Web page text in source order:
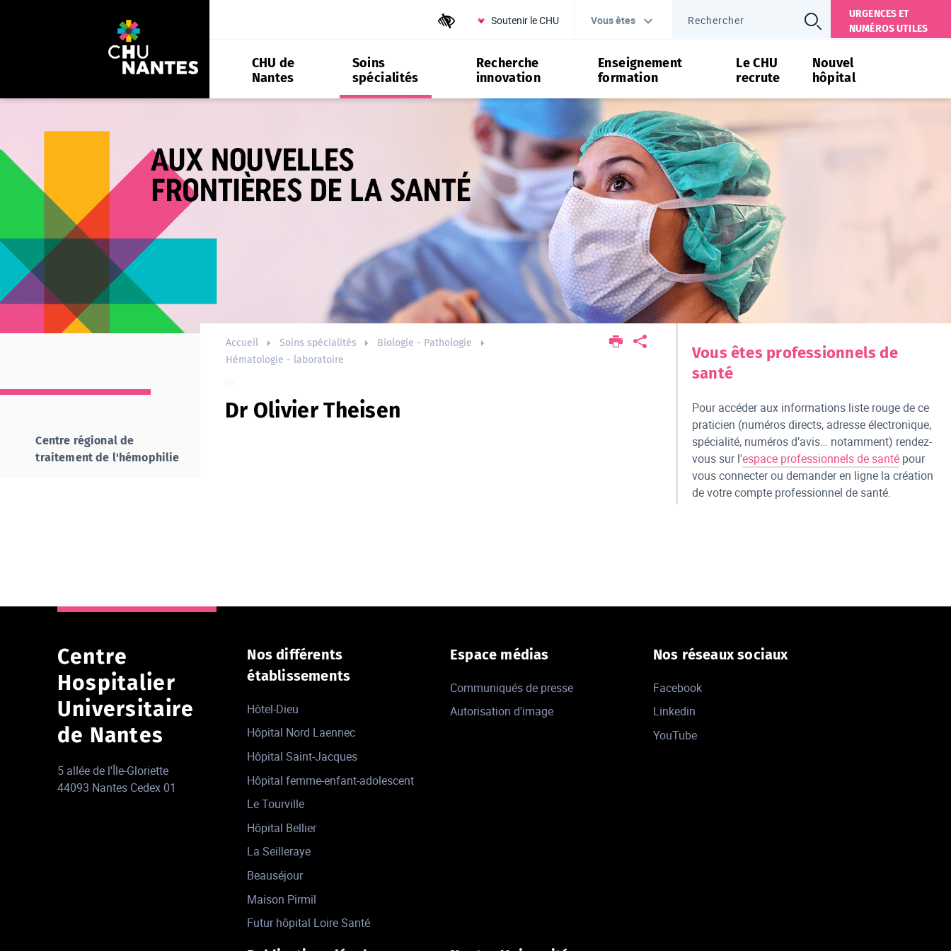
Outils d'accessibilité
Soutenir le CHU Vous êtes
URGENCES ET
NUMÉROS UTILES
CHU de
Nantes
Soins
spécialités
Recherche
innovation
Enseignement
formation
Le CHU
recrute
Nouvel
hôpital
Accueil Soins spécialités
Biologie - Pathologie
Hématologie - laboratoire
Dr Olivier Theisen
Vous êtes professionnels de
santé
Pour accéder aux informations liste rouge de ce
praticien (numéros directs, adresse électronique,
spécialité, numéros d’avis… notamment) rendez-
vous sur l'espace professionnels de santépour
vous connecter ou demander en ligne la création
de votre compte professionnel de santé.
Centre régional de
traitement de l'hémophilie
Centre
Hospitalier
Universitaire
de Nantes
5 allée de l'Île-Gloriette
44093 Nantes Cedex 01
Nos différents
établissements
Hôtel-Dieu
Hôpital Nord Laennec
Hôpital Saint-Jacques
Hôpital femme-enfant-adolescent
Le Tourville
Hôpital Bellier
La Seilleraye
Beauséjour
Maison Pirmil
Futur hôpital Loire Santé
Espace médias
Communiqués de presse
Autorisation d'image
Nos réseaux sociaux
Facebook
Linkedin
YouTube